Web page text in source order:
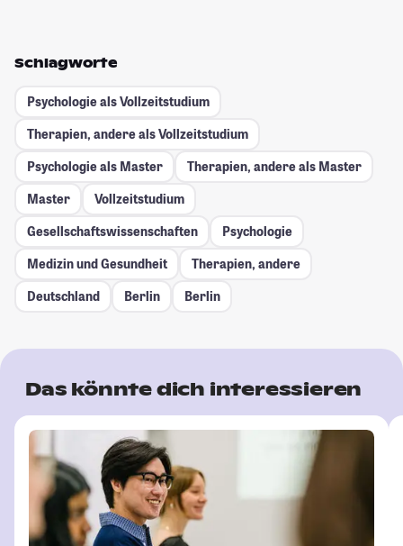
Schlagworte
Psychologie als Vollzeitstudium
Therapien, andere als Vollzeitstudium
Psychologie als Master
Therapien, andere als Master
Master
Vollzeitstudium
Gesellschafts­wissenschaften
Psychologie
Medizin und Gesundheit
Therapien, andere
Deutschland
Berlin Berlin
Das könnte dich interessieren